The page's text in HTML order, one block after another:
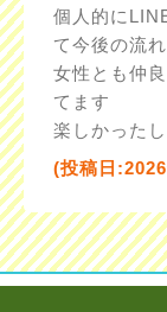
個人的に
て今後の流
女性とも仲
てます
楽しかった
(投稿日